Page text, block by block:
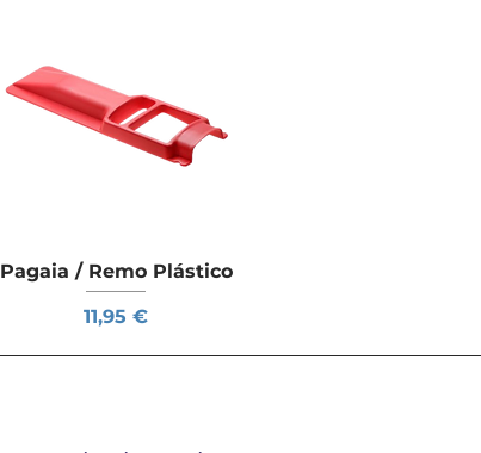
Visualização rápida
Pagaia / Remo Plástico
Preço
11,95 €